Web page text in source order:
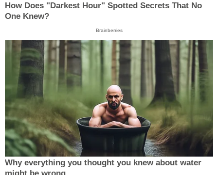
How Does "Darkest Hour" Spotted Secrets That No
One Knew?
Brainberries
Why everything you thought you knew about water